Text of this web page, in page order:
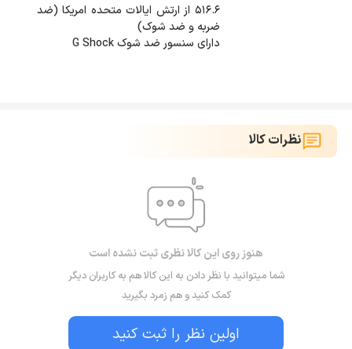
516.6 از ارتش ایالات متحده امریکا (ضد
ضربه و ضد شوک)
دارای سنسور ضد شوک G Shock
نظرات کالا
هنوز روی این کالا نظری ثبت نشده است
شما میتوانید با نظر دادن به این کالا هم به کاربران دیگر
کمک کنید و هم زمرد بگیرید
اولین نظر را ثبت کنید